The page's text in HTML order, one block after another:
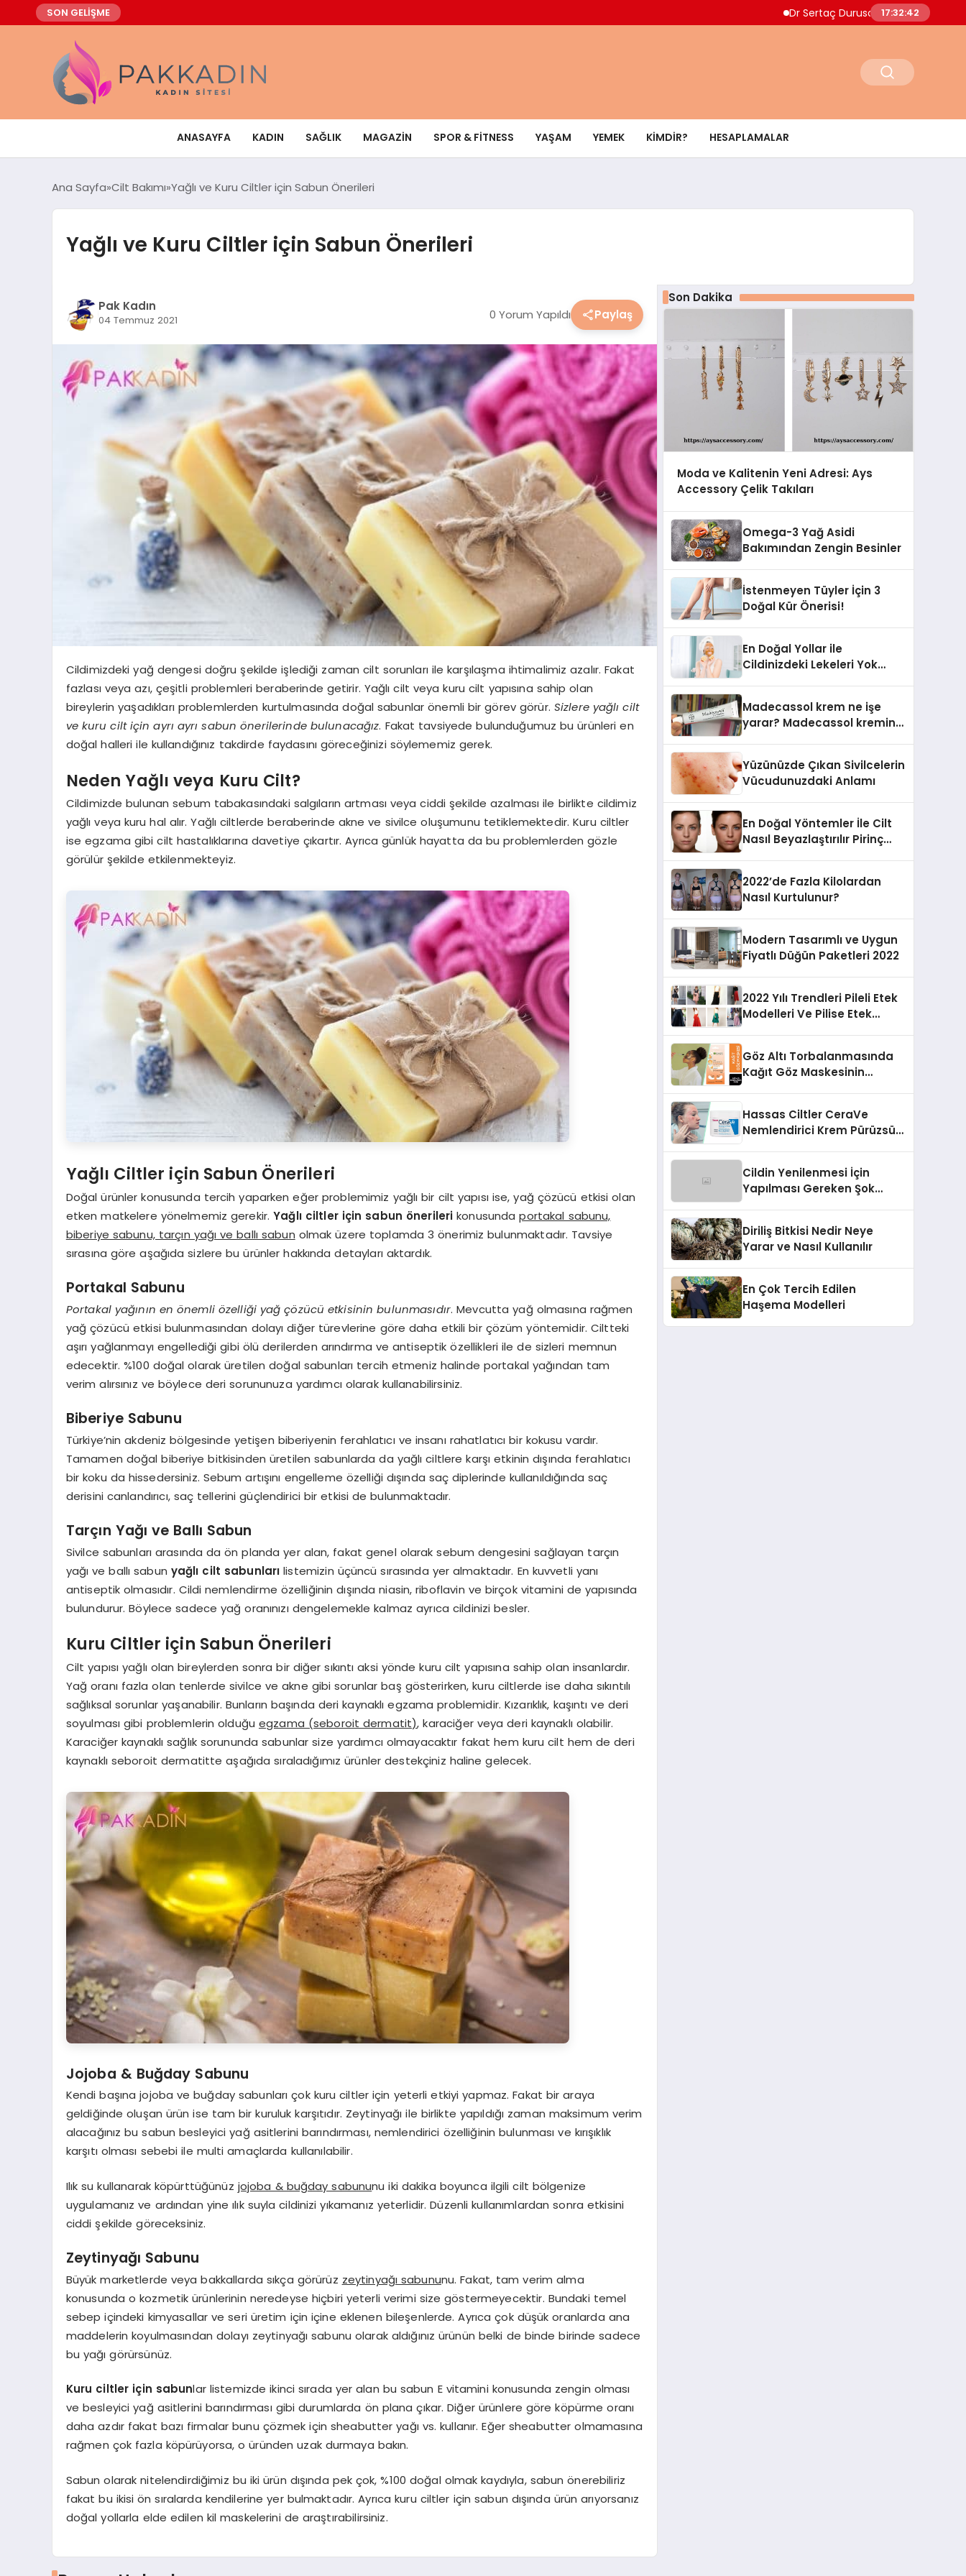
SON GELİŞME Dr Sertaç Durusoy Multiple Myelom Belirtileri
17:32:44
ANASAYFA KADIN SAĞLIK MAGAZIN SPOR & FITNESS YAŞAM YEMEK KIMDIR? HESAPLAMALAR
Ana Sayfa Cilt Bakımı Yağlı ve Kuru Ciltler için Sabun Önerileri
Yağlı ve Kuru Ciltler için Sabun Önerileri
Pak Kadın
04 Temmuz 2021 0 Yorum Yapıldı Paylaş
Cildimizdeki yağ dengesi doğru şekilde işlediği zaman cilt sorunları ile karşılaşma ihtimalimiz azalır. Fakat
fazlası veya azı, çeşitli problemleri beraberinde getirir. Yağlı cilt veya kuru cilt yapısına sahip olan
bireylerin yaşadıkları problemlerden kurtulmasında doğal sabunlar önemli bir görev görür. Sizlere yağlı cilt
ve kuru cilt için ayrı ayrı sabun önerilerinde bulunacağız. Fakat tavsiyede bulunduğumuz bu ürünleri en
doğal halleri ile kullandığınız takdirde faydasını göreceğinizi söylememiz gerek.
Neden Yağlı veya Kuru Cilt?
Cildimizde bulunan sebum tabakasındaki salgıların artması veya ciddi şekilde azalması ile birlikte cildimiz
yağlı veya kuru hal alır. Yağlı ciltlerde beraberinde akne ve sivilce oluşumunu tetiklemektedir. Kuru ciltler
ise egzama gibi cilt hastalıklarına davetiye çıkartır. Ayrıca günlük hayatta da bu problemlerden gözle
görülür şekilde etkilenmekteyiz.
Yağlı Ciltler için Sabun Önerileri
Doğal ürünler konusunda tercih yaparken eğer problemimiz yağlı bir cilt yapısı ise, yağ çözücü etkisi olan
etken matkelere yönelmemiz gerekir.Yağlı ciltler için sabun önerilerikonusundaportakal sabunu,
biberiye sabunu, tarçın yağı ve ballı sabun olmak üzere toplamda 3 önerimiz bulunmaktadır. Tavsiye
sırasına göre aşağıda sizlere bu ürünler hakkında detayları aktardık.
Portakal Sabunu
Portakal yağının en önemli özelliği yağ çözücü etkisinin bulunmasıdır. Mevcutta yağ olmasına rağmen
yağ çözücü etkisi bulunmasından dolayı diğer türevlerine göre daha etkili bir çözüm yöntemidir. Ciltteki
aşırı yağlanmayı engellediği gibi ölü derilerden arındırma ve antiseptik özellikleri ile de sizleri memnun
edecektir. %100 doğal olarak üretilen doğal sabunları tercih etmeniz halinde portakal yağından tam
verim alırsınız ve böylece deri sorununuza yardımcı olarak kullanabilirsiniz.
Biberiye Sabunu
Türkiye’nin akdeniz bölgesinde yetişen biberiyenin ferahlatıcı ve insanı rahatlatıcı bir kokusu vardır.
Tamamen doğal biberiye bitkisinden üretilen sabunlarda da yağlı ciltlere karşı etkinin dışında ferahlatıcı
bir koku da hissedersiniz. Sebum artışını engelleme özelliği dışında saç diplerinde kullanıldığında saç
derisini canlandırıcı, saç tellerini güçlendirici bir etkisi de bulunmaktadır.
Tarçın Yağı ve Ballı Sabun
Sivilce sabunları arasında da ön planda yer alan, fakat genel olarak sebum dengesini sağlayan tarçın
yağı ve ballı sabun yağlı cilt sabunları listemizin üçüncü sırasında yer almaktadır. En kuvvetli yanı
antiseptik olmasıdır. Cildi nemlendirme özelliğinin dışında niasin, riboflavin ve birçok vitamini de yapısında
bulundurur. Böylece sadece yağ oranınızı dengelemekle kalmaz ayrıca cildinizi besler.
Kuru Ciltler için Sabun Önerileri
Cilt yapısı yağlı olan bireylerden sonra bir diğer sıkıntı aksi yönde kuru cilt yapısına sahip olan insanlardır.
Yağ oranı fazla olan tenlerde sivilce ve akne gibi sorunlar baş gösterirken, kuru ciltlerde ise daha sıkıntılı
sağlıksal sorunlar yaşanabilir. Bunların başında deri kaynaklı egzama problemidir. Kızarıklık, kaşıntı ve deri
soyulması gibi problemlerin olduğu egzama (seboroit dermatit), karaciğer veya deri kaynaklı olabilir.
Karaciğer kaynaklı sağlık sorununda sabunlar size yardımcı olmayacaktır fakat hem kuru cilt hem de deri
kaynaklı seboroit dermatitte aşağıda sıraladığımız ürünler destekçiniz haline gelecek.
Jojoba & Buğday Sabunu
Kendi başına jojoba ve buğday sabunları çok kuru ciltler için yeterli etkiyi yapmaz. Fakat bir araya
geldiğinde oluşan ürün ise tam bir kuruluk karşıtıdır. Zeytinyağı ile birlikte yapıldığı zaman maksimum verim
alacağınız bu sabun besleyici yağ asitlerini barındırması, nemlendirici özelliğinin bulunması ve kırışıklık
karşıtı olması sebebi ile multi amaçlarda kullanılabilir.
Ilık su kullanarak köpürttüğünüz jojoba & buğday sabununu iki dakika boyunca ilgili cilt bölgenize
uygulamanız ve ardından yine ılık suyla cildinizi yıkamanız yeterlidir. Düzenli kullanımlardan sonra etkisini
ciddi şekilde göreceksiniz.
Zeytinyağı Sabunu
Büyük marketlerde veya bakkallarda sıkça görürüz zeytinyağı sabununu. Fakat, tam verim alma
konusunda o kozmetik ürünlerinin neredeyse hiçbiri yeterli verimi size göstermeyecektir. Bundaki temel
sebep içindeki kimyasallar ve seri üretim için içine eklenen bileşenlerde. Ayrıca çok düşük oranlarda ana
maddelerin koyulmasından dolayı zeytinyağı sabunu olarak aldığınız ürünün belki de binde birinde sadece
bu yağı görürsünüz.
Kuru ciltler için sabunlar listemizde ikinci sırada yer alan bu sabun E vitamini konusunda zengin olması
ve besleyici yağ asitlerini barındırması gibi durumlarda ön plana çıkar. Diğer ürünlere göre köpürme oranı
daha azdır fakat bazı firmalar bunu çözmek için sheabutter yağı vs. kullanır. Eğer sheabutter olmamasına
rağmen çok fazla köpürüyorsa, o üründen uzak durmaya bakın.
Sabun olarak nitelendirdiğimiz bu iki ürün dışında pek çok, %100 doğal olmak kaydıyla, sabun önerebiliriz
fakat bu ikisi ön sıralarda kendilerine yer bulmaktadır. Ayrıca kuru ciltler için sabun dışında ürün arıyorsanız
doğal yollarla elde edilen kil maskelerini de araştırabilirsiniz.
Son Dakika
Moda ve Kalitenin Yeni Adresi: Ays
Accessory Çelik Takıları
Omega-3 Yağ Asidi
Bakımından Zengin Besinler
İstenmeyen Tüyler İçin 3
Doğal Kür Önerisi!
En Doğal Yollar ile
Cildinizdeki Lekeleri Yok
Madecassol krem ne işe
yarar? Madecassol kremin
Yüzünüzde Çıkan Sivilcelerin
Vücudunuzdaki Anlamı
En Doğal Yöntemler İle Cilt
Nasıl Beyazlaştırılır Pirinç
2022’de Fazla Kilolardan
Nasıl Kurtulunur?
Modern Tasarımlı ve Uygun
Fiyatlı Düğün Paketleri 2022
2022 Yılı Trendleri Pileli Etek
Modelleri Ve Pilise Etek
Göz Altı Torbalanmasında
Kağıt Göz Maskesinin
Hassas Ciltler CeraVe
Nemlendirici Krem Pürüzsüz
Cildin Yenilenmesi İçin
Yapılması Gereken Şok
Diriliş Bitkisi Nedir Neye
Yarar ve Nasıl Kullanılır
En Çok Tercih Edilen
Haşema Modelleri